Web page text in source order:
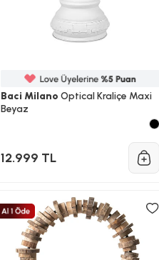
Baci Milano Optical Kraliçe Maxi
Beyaz
12.999 TL